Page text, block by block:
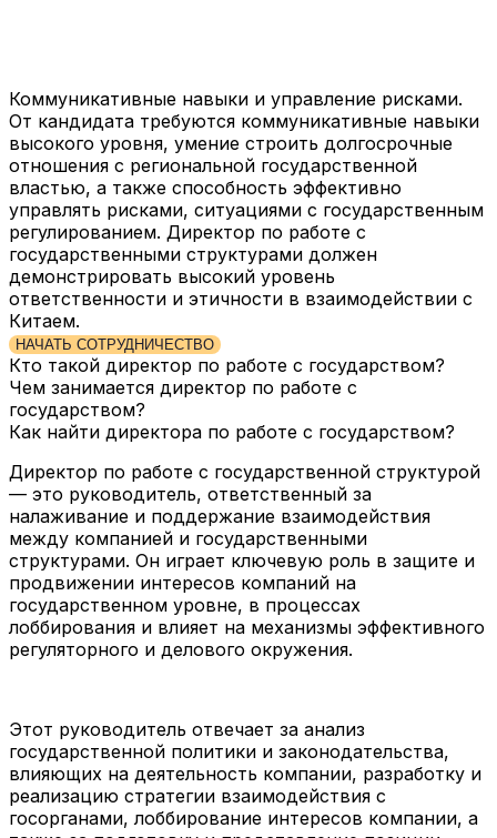
Коммуникативные навыки и управление рисками.
От кандидата требуются коммуникативные навыки
высокого уровня, умение строить долгосрочные
отношения с региональной государственной
властью, а также способность эффективно
управлять рисками, ситуациями с государственным
регулированием. Директор по работе с
государственными структурами должен
демонстрировать высокий уровень
ответственности и этичности в взаимодействии с
Китаем.
НАЧАТЬ СОТРУДНИЧЕСТВО
Кто такой директор по работе с государством?
Чем занимается директор по работе с
государством?
Как найти директора по работе с государством?
Директор по работе с государственной структурой
— это руководитель, ответственный за
налаживание и поддержание взаимодействия
между компанией и государственными
структурами. Он играет ключевую роль в защите и
продвижении интересов компаний на
государственном уровне, в процессах
лоббирования и влияет на механизмы эффективного
регуляторного и делового окружения.
Этот руководитель отвечает за анализ
государственной политики и законодательства,
влияющих на деятельность компании, разработку и
реализацию стратегии взаимодействия с
госорганами, лоббирование интересов компании, а